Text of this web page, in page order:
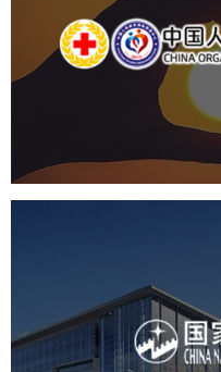
国企 品
国家